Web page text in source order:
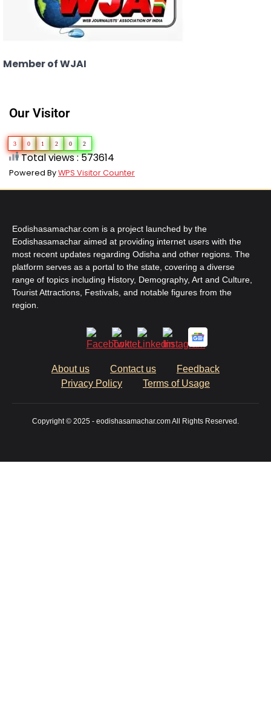
Member of WJAI
Our Visitor
3 0 1 2 0 2
Total views : 573614
Powered ByWPS Visitor Counter
Eodishasamachar.com is a project launched by the
Eodishasamachar aimed at providing internet users with the
most recent updates regarding Odisha and other regions. The
platform serves as a portal to the state, covering a diverse
range of topics including History, Demography, Art and Culture,
Tourist Attractions, Festivals, and notable figures from the
region.
About us Contact us
Feedback
Privacy Policy
Terms of Usage
Copyright © 2025 - eodishasamachar.com All Rights Reserved.